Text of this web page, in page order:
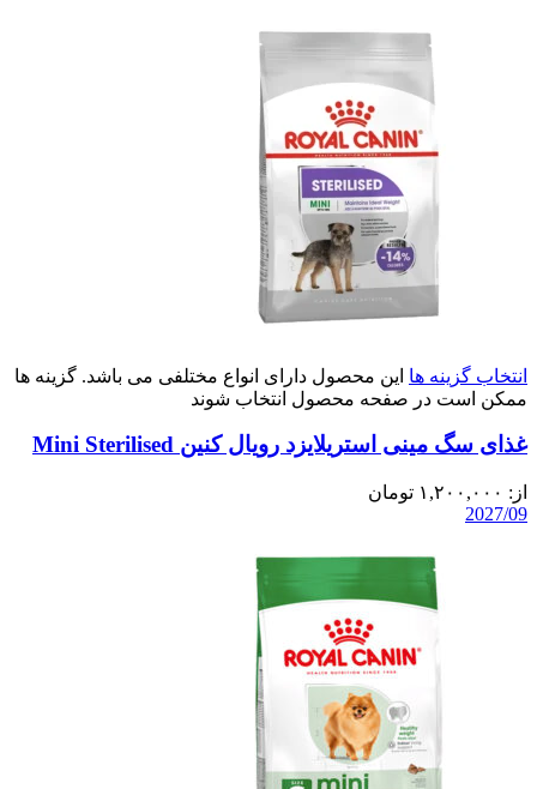
انتخاب گزینه ها این محصول دارای انواع مختلفی می باشد. گزینه ها
ممکن است در صفحه محصول انتخاب شوند
غذای سگ مینی استریلایزد رویال کنین Mini Sterilised
از: ۱,۲۰۰,۰۰۰ تومان
2027/09